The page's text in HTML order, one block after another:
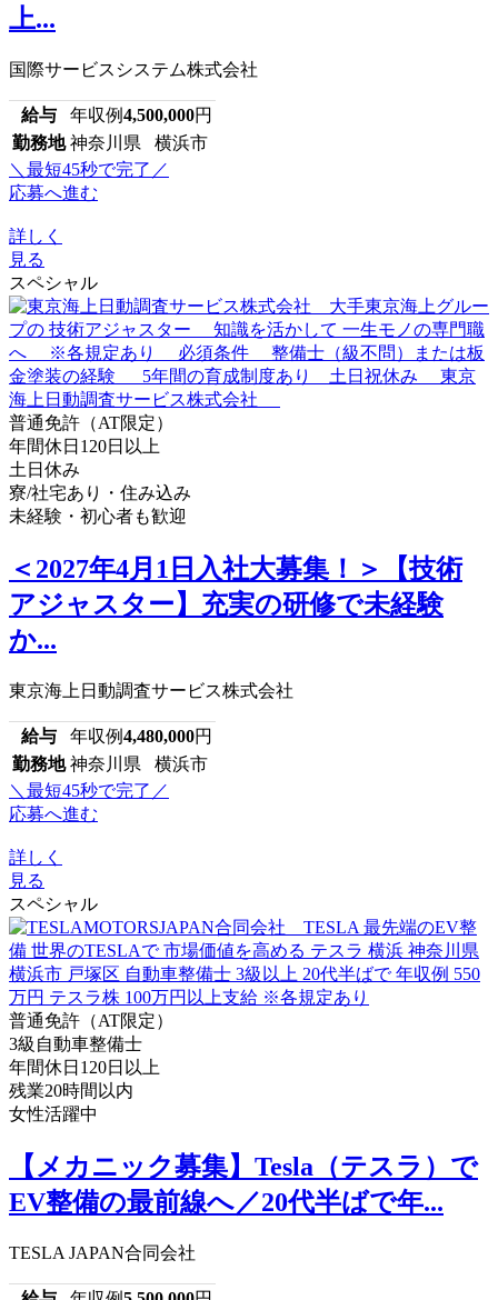
上...
国際サービスシステム株式会社
給与 年収例4,500,000円
勤務地 神奈川県 横浜市
＼最短45秒で完了／
応募へ進む
詳しく
見る
スペシャル
普通免許（AT限定）
年間休日120日以上
土日休み
寮/社宅あり・住み込み
未経験・初心者も歓迎
＜2027年4月1日入社大募集！＞【技術
アジャスター】充実の研修で未経験
か...
東京海上日動調査サービス株式会社
給与 年収例4,480,000円
勤務地 神奈川県 横浜市
＼最短45秒で完了／
応募へ進む
詳しく
見る
スペシャル
普通免許（AT限定）
3級自動車整備士
年間休日120日以上
残業20時間以内
女性活躍中
【メカニック募集】Tesla（テスラ）で
EV整備の最前線へ／20代半ばで年...
TESLA JAPAN合同会社